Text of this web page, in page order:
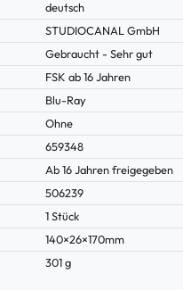
deutsch
STUDIOCANAL GmbH
Gebraucht - Sehr gut
FSK ab 16 Jahren
Blu-Ray
Ohne
659348
Ab 16 Jahren freigegeben
506239
1 Stück
140×26×170mm
301 g